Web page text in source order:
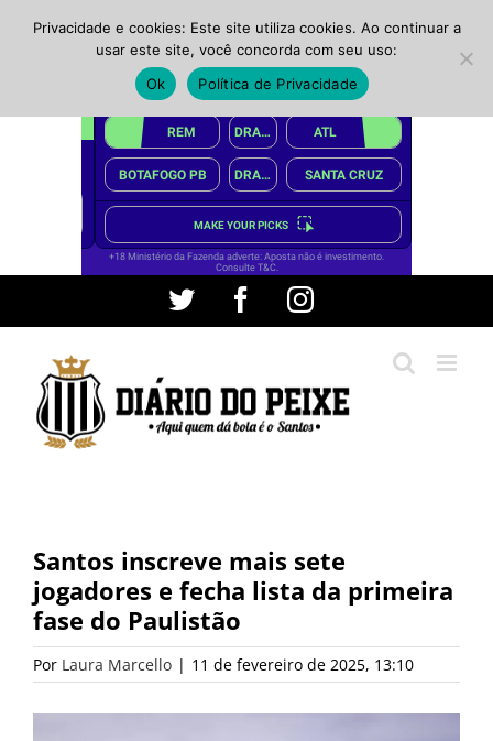
conteúdo
Twitter FacebookInstagram
Santos inscreve mais sete
jogadores e fecha lista da primeira
fase do Paulistão
Por Laura Marcello | 11 de fevereiro de 2025, 13:10
Privacidade e cookies: Este site utiliza cookies. Ao continuar a
usar este site, você concorda com seu uso:
Ok
Política de Privacidade